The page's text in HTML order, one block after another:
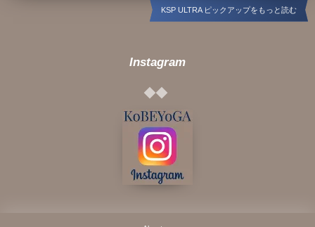
KSP ULTRA ピックアップをもっと読む
Instagram